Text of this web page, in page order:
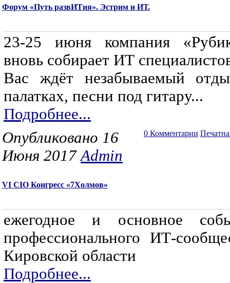
Форум «Путь развИТия». Эстрим и ИТ.
23-25 июня компания
вновь собирает ИТ
Вас ждёт незабываемый
палатках, песни под гитару...
Подробнее...
0 Комментарии
Опубликовано 16
Июня 2017Admin
VI CIO Конгресс «7Холмов»
ежегодное и основное
профессионального ИТ-
Кировской области
Подробнее...